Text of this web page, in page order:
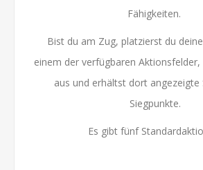
Fähigkeiten.
Bist du am Zug, platzierst du
einem der verfügbaren
aus und erhältst dort angezeigte
Siegpunkte.
Es gibt fünf